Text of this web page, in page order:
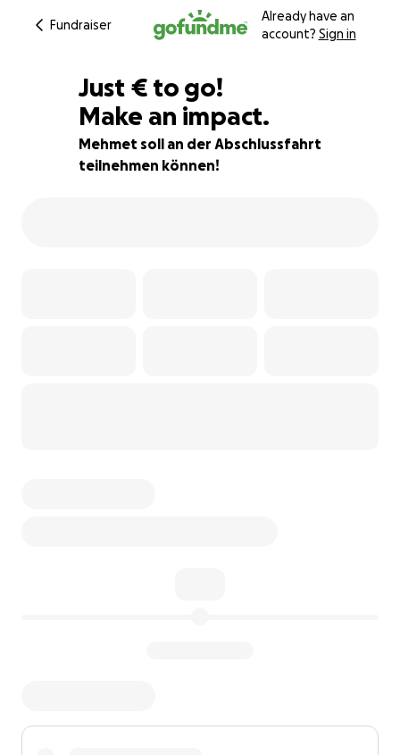
Fundraiser
Already have an
account? Sign in
71% complete
Just €115
€ to go!
Make an impact.
Mehmet soll an der Abschlussfahrt
teilnehmen können!